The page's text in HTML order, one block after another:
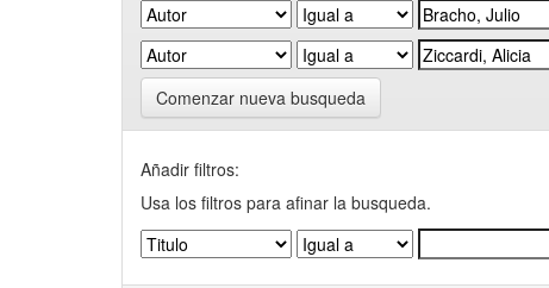
Comenzar nueva busqueda
Añadir filtros:
Usa los filtros para afinar la busqueda.